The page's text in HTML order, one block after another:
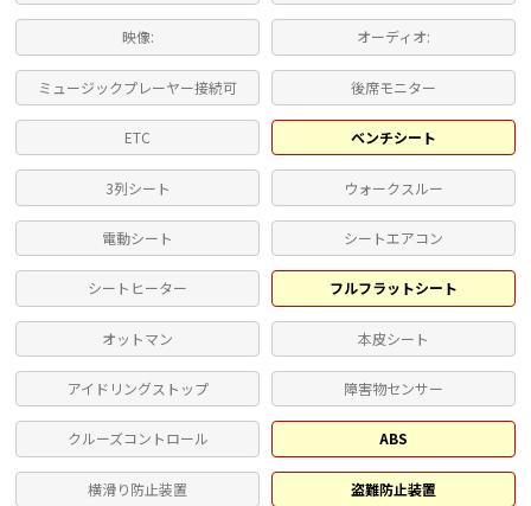
映像: オーディオ:
ミュージックプレーヤー接続可 後席モニター
ETC ベンチシート
3列シート ウォークスルー
電動シート シートエアコン
シートヒーター フルフラットシート
オットマン 本皮シート
アイドリングストップ 障害物センサー
クルーズコントロール ABS
横滑り防止装置 盗難防止装置